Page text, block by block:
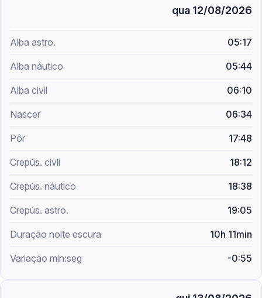
qua 12/08/2026
05:17
05:44
06:10
06:34
17:48
18:12
18:38
19:05
10h 11min
-0:55